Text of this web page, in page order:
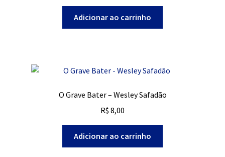
Adicionar ao carrinho
O Grave Bater – Wesley Safadão
R$ 8,00
Adicionar ao carrinho